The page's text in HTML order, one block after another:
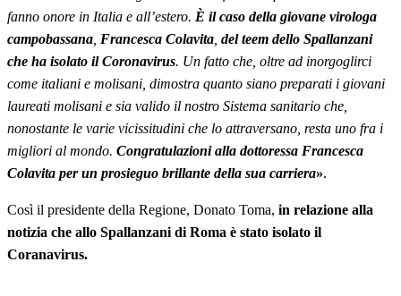
fanno onore in Italia e all’estero. È il caso della giovane virologa
campobassana Francesca Colavita del teem dello Spallanzani
che ha isolato il Coronavirus. Un fatto che, oltre ad inorgoglirci
come italiani e molisani, dimostra quanto siano preparati i giovani
laureati molisani e sia valido il nostro Sistema sanitario che,
nonostante le varie vicissitudini che lo attraversano, resta uno fra i
migliori al mondo. Congratulazioni alla dottoressa Francesca
Colavita per un prosieguo brillante della sua carriera».
Così il presidente della Regione, Donato Toma, in relazione alla
notizia che allo Spallanzani di Roma è stato isolato il
Coranavirus.